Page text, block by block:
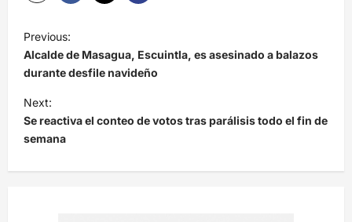
N
a
v
e
g
a
c
Previous:
Alcalde de Masagua, Escuintla, es asesinado a balazos
durante desfile navideño
Next:
Se reactiva el conteo de votos tras parálisis todo el fin de
semana